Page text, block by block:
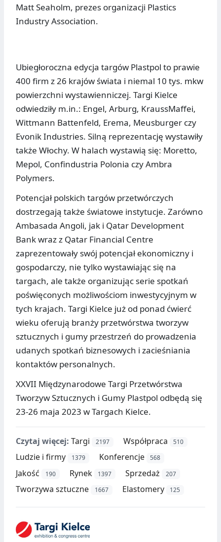
Matt Seaholm, prezes organizacji Plastics
Industry Association.
Ubiegłoroczna edycja targów Plastpol to prawie
400 firm z 26 krajów świata i niemal 10 tys. mkw
powierzchni wystawienniczej. Targi Kielce
odwiedziły m.in.: Engel, Arburg, KraussMaffei,
Wittmann Battenfeld, Erema, Meusburger czy
Evonik Industries. Silną reprezentację wystawiły
także Włochy. W halach wystawią się: Moretto,
Mepol, Confindustria Polonia czy Ambra
Polymers.
Potencjał polskich targów przetwórczych
dostrzegają także światowe instytucje. Zarówno
Ambasada Angoli, jak i Qatar Development
Bank wraz z Qatar Financial Centre
zaprezentowały swój potencjał ekonomiczny i
gospodarczy, nie tylko wystawiając się na
targach, ale także organizując serie spotkań
poświęconych możliwościom inwestycyjnym w
tych krajach. Targi Kielce już od ponad ćwierć
wieku oferują branży przetwórstwa tworzyw
sztucznych i gumy przestrzeń do prowadzenia
udanych spotkań biznesowych i zacieśniania
kontaktów personalnych.
XXVII Międzynarodowe Targi Przetwórstwa
Tworzyw Sztucznych i Gumy Plastpol odbędą się
23-26 maja 2023 w Targach Kielce.
Czytaj więcej: Targi 2197 Współpraca 510
Ludzie i firmy 1379 Konferencje 568
Jakość 190 Rynek 1397 Sprzedaż 207
Tworzywa sztuczne 1667 Elastomery 125